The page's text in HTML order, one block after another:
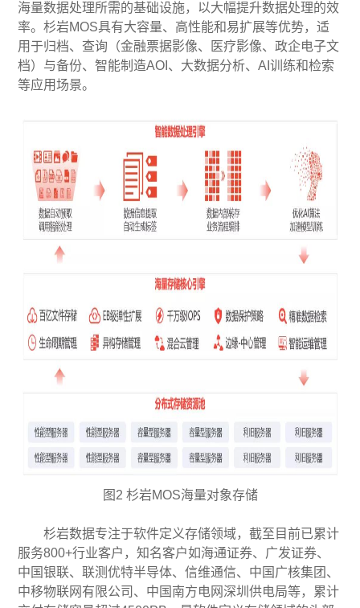
海量数据处理所需的基础设施，以大幅提升数据处理的效
率。杉岩MOS具有大容量、高性能和易扩展等优势，适
用于归档、查询（金融票据影像、医疗影像、政企电子文
档）与备份、智能制造AOI、大数据分析、AI训练和检索
等应用场景。
图2 杉岩MOS海量对象存储
杉岩数据专注于软件定义存储领域，截至目前已累计
服务800+行业客户，知名客户如海通证券、广发证券、
中国银联、联测优特半导体、信维通信、中国广核集团、
中移物联网有限公司、中国南方电网深圳供电局等，累计